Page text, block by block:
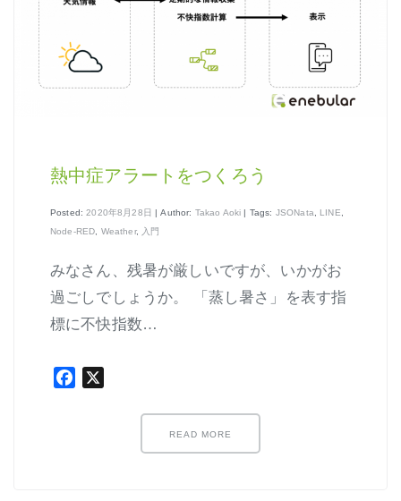
はじめよう、enebular (4)
はじめよう、enebular (5)
ノーコードで地図アプリ制作を体験
クラウド実行環境
エージェント実行環境
熱中症アラートをつくろう
Posted:2020年8月28日 | Author: Takao Aoki | Tags: JSONata, LINE,
Node-RED, Weather, 入門
みなさん、残暑が厳しいですが、いかがお
過ごしでしょうか。 「蒸し暑さ」を表す指
標に不快指数…
Facebook
READ MORE